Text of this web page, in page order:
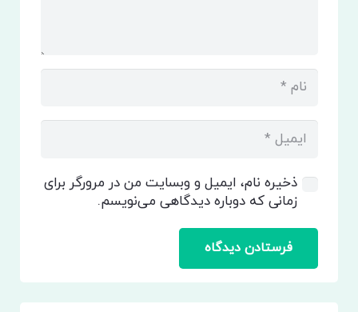
ذخیره نام، ایمیل و وبسایت من در مرورگر برای
زمانی که دوباره دیدگاهی می‌نویسم.
فرستادن دیدگاه